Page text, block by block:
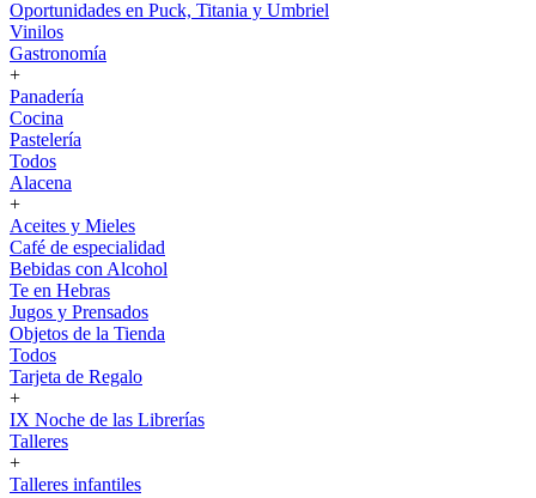
Oportunidades en Puck, Titania y Umbriel
Vinilos
Gastronomía
+
Panadería
Cocina
Pastelería
Todos
Alacena
+
Aceites y Mieles
Café de especialidad
Bebidas con Alcohol
Te en Hebras
Jugos y Prensados
Objetos de la Tienda
Todos
Tarjeta de Regalo
+
IX Noche de las Librerías
Talleres
+
Talleres infantiles